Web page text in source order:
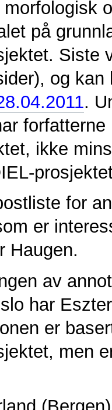
på
Siste
og
.
ikke
for
er
Haugen.
av
har
er
men